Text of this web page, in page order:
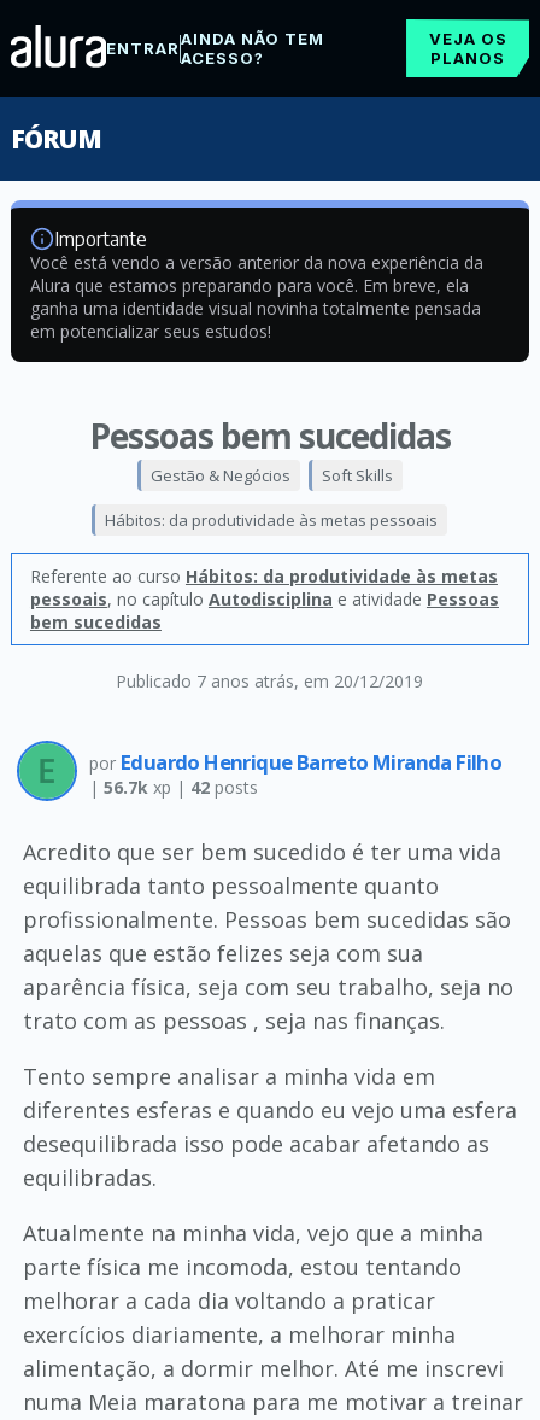
ENTRARAINDA NÃO TEM
ACESSO?
VEJA OS
PLANOS
FÓRUM
Importante
Você está vendo a versão anterior da nova experiência da
Alura que estamos preparando para você. Em breve, ela
ganha uma identidade visual novinha totalmente pensada
em potencializar seus estudos!
Pessoas bem sucedidas
Publicado 7 anos atrás, em 20/12/2019
Gestão & Negócios Soft Skills
Hábitos: da produtividade às metas pessoais
Referente ao curso Hábitos: da produtividade às metas
pessoais, no capítulo Autodisciplina e atividade Pessoas
bem sucedidas
por Eduardo Henrique Barreto Miranda Filho
| 56.7kxp | 42posts
Acredito que ser bem sucedido é ter uma vida
equilibrada tanto pessoalmente quanto
profissionalmente. Pessoas bem sucedidas são
aquelas que estão felizes seja com sua
aparência física, seja com seu trabalho, seja no
trato com as pessoas , seja nas finanças.
Tento sempre analisar a minha vida em
diferentes esferas e quando eu vejo uma esfera
desequilibrada isso pode acabar afetando as
equilibradas.
Atualmente na minha vida, vejo que a minha
parte física me incomoda, estou tentando
melhorar a cada dia voltando a praticar
exercícios diariamente, a melhorar minha
alimentação, a dormir melhor. Até me inscrevi
numa Meia maratona para me motivar a treinar